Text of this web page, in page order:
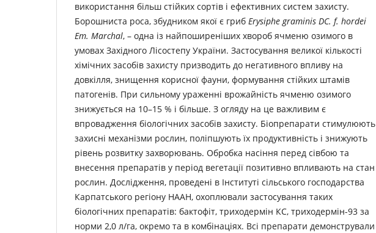
використання більш стійких сортів і ефективних систем захисту.
Борошниста роса, збудником якої є гриб Erysiphe graminis DC. f. hordei
Em. Marchal, – одна із найпоширеніших хвороб ячменю озимого в
умовах Західного Лісостепу України. Застосування великої кількості
хімічних засобів захисту призводить до негативного впливу на
довкілля, знищення корисної фауни, формування стійких штамів
патогенів. При сильному ураженні врожайність ячменю озимого
знижується на 10–15 % і більше. З огляду на це важливим є
впровадження біологічних засобів захисту. Біопрепарати стимулюють
захисні механізми рослин, поліпшують їх продуктивність і знижують
рівень розвитку захворювань. Обробка насіння перед сівбою та
внесення препаратів у період вегетації позитивно впливають на стан
рослин. Дослідження, проведені в Інституті сільського господарства
Карпатського регіону НААН, охоплювали застосування таких
біологічних препаратів: бактофіт, триходермін КС, триходермін-93 за
норми 2,0 л/га, окремо та в комбінаціях. Всі препарати демонстрували